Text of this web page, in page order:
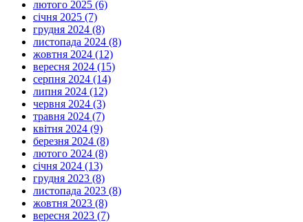
лютого 2025 (6)
січня 2025 (7)
грудня 2024 (8)
листопада 2024 (8)
жовтня 2024 (12)
вересня 2024 (15)
серпня 2024 (14)
липня 2024 (12)
червня 2024 (3)
травня 2024 (7)
квітня 2024 (9)
березня 2024 (8)
лютого 2024 (8)
січня 2024 (13)
грудня 2023 (8)
листопада 2023 (8)
жовтня 2023 (8)
вересня 2023 (7)